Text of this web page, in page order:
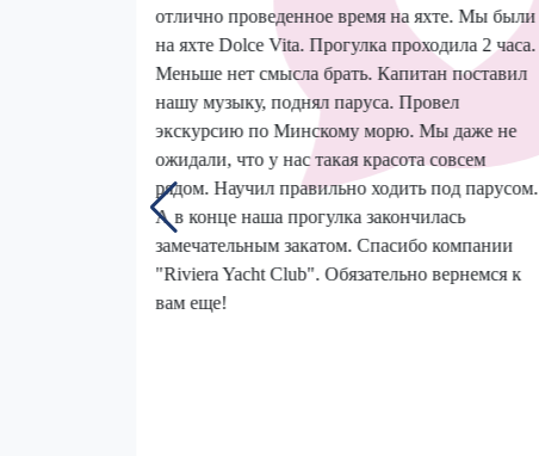
отлично проведенное время на яхте. Мы были
на яхте Dolce Vita. Прогулка проходила 2 часа.
Меньше нет смысла брать. Капитан поставил
нашу музыку, поднял паруса. Провел
экскурсию по Минскому морю. Мы даже не
ожидали, что у нас такая красота совсем
рядом. Научил правильно ходить под парусом.
А в конце наша прогулка закончилась
замечательным закатом. Спасибо компании
"Riviera Yacht Club". Обязательно вернемся к
вам еще!